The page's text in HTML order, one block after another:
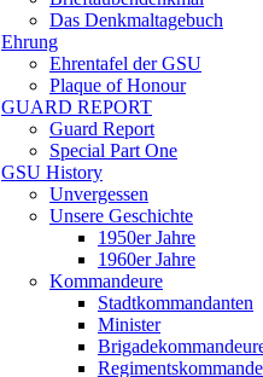
Das Denkmaltagebuch
Ehrung
Ehrentafel der GSU
Plaque of Honour
GUARD REPORT
Guard Report
Special Part One
GSU History
Unvergessen
Unsere Geschichte
1950er Jahre
1960er Jahre
Kommandeure
Stadtkommandanten
Minister